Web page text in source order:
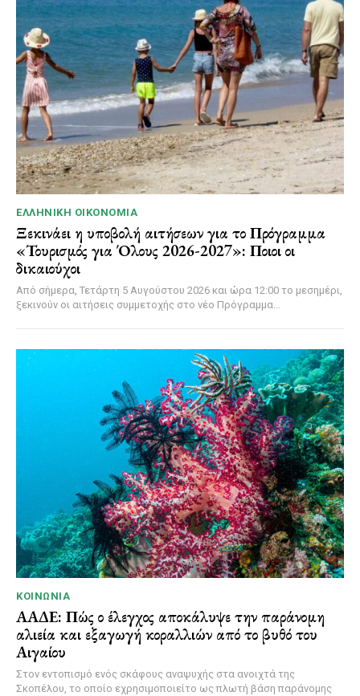
ΕΛΛΗΝΙΚΉ ΟΙΚΟΝΟΜΊΑ
Ξεκινάει η υποβολή αιτήσεων για το Πρόγραμμα
«Τουρισμός για Όλους 2026-2027»: Ποιοι οι
δικαιούχοι
Από σήμερα, Τετάρτη 5 Αυγούστου 2026 και ώρα 12:00 το μεσημέρι,
ξεκινούν οι αιτήσεις συμμετοχής στο νέο Πρόγραμμα...
ΚΟΙΝΩΝΊΑ
ΑΑΔΕ: Πώς ο έλεγχος αποκάλυψε την παράνομη
αλιεία και εξαγωγή κοραλλιών από το βυθό του
Αιγαίου
Στον εντοπισμό ενός σκάφους αναψυχής στα ανοιχτά της
Σκοπέλου, το οποίο εχρησιμοποιείτο ως πλωτή βάση παράνομης